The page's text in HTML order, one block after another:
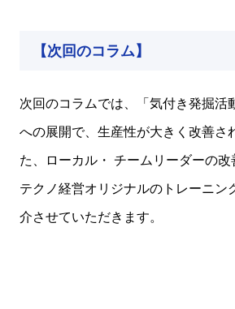
【次回のコラム】
次回のコラムでは、「気付き発掘活
への展開で、生産性が大きく改善さ
た、ローカル・ チームリーダーの改
テクノ経営オリジナルのトレーニン
介させていただきます。